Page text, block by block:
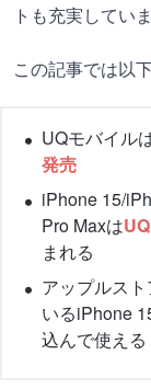
トも充実していま
この記事では以
UQモバイル
発売
iPhone 15/
Pro Maxは
まれる
アップルス
いるiPhone
込んで使える